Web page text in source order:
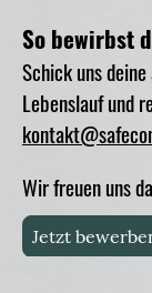
So bewirbst
Schick uns deine
Lebenslauf und
Wir freuen uns
Jetzt